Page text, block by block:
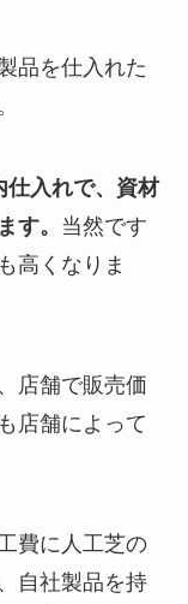
品を仕入れた
仕入れで、資材
す。 当然です
高くなりま
店舗で販売価
店舗によって
費に人工芝の
自社製品を持